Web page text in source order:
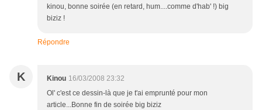
kinou, bonne soirée (en retard, hum....comme d'hab' !) big
biziz !
Répondre
K Kinou 16/03/2008 23:32
Ol' c'est ce dessin-là que je t'ai emprunté pour mon
article...Bonne fin de soirée big biziz